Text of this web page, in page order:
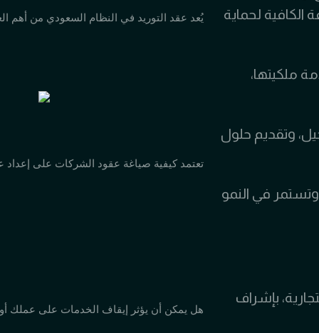
يُعد عقد التوريد في النظام السعودي من أهم
تعتمد كيفية صياغة عقود الشركات على إعداد
هل يمكن أن يؤثر إيقاف الخدمات على عملك أو
الكافية لحماية
ملكيتها،
وتقديم حلول
في النمو
بإشراف